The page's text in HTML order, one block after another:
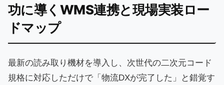
功に導くWMS連携と現場実装ロー
ドマップ
最新の読み取り機材を導入し、次世代の二次元コード
規格に対応しただけで「物流DXが完了した」と錯覚す